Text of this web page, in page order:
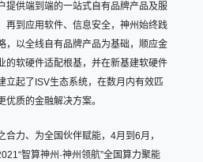
提供端到端的一站式自有品牌产品及服
再到应用软件、信息安全，神州始终践
，以全线自有品牌产品为基础，顺应金
的软硬件适配根基，并在新基建软硬件
立起了ISV生态系统，在数月内有效匹
质的金融解决方案。
合力、为全国伙伴赋能，4月到6月，
智算神州·神州领航”全国算力聚能